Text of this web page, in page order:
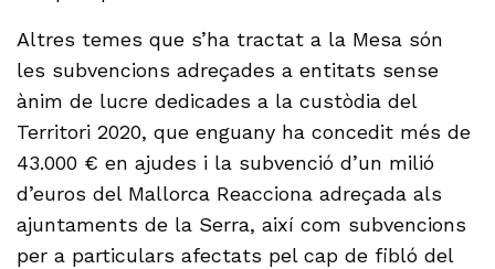
Altres temes que s’ha tractat a la Mesa són
les subvencions adreçades a entitats sense
ànim de lucre dedicades a la custòdia del
Territori 2020, que enguany ha concedit més de
43.000 € en ajudes i la subvenció d’un milió
d’euros del Mallorca Reacciona adreçada als
ajuntaments de la Serra, així com subvencions
per a particulars afectats pel cap de fibló del